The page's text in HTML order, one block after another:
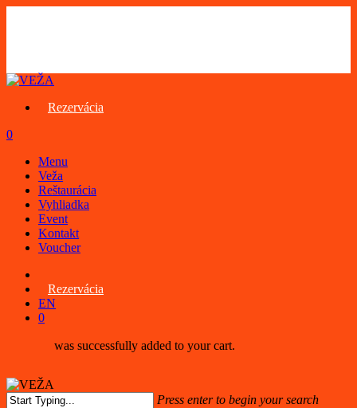
Rezervácia
0
Menu
Veža
Reštaurácia
Vyhliadka
Event
Kontakt
Voucher
Rezervácia
EN
0
was successfully added to your cart.
Press enter to begin your search